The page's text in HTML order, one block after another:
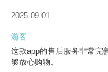
2025-09-01
游客
这款app的售后服务非常完
够放心购物。